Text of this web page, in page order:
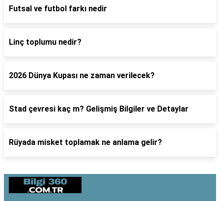
Futsal ve futbol farkı nedir
Linç toplumu nedir?
2026 Dünya Kupası ne zaman verilecek?
Stad çevresi kaç m? Gelişmiş Bilgiler ve Detaylar
Rüyada misket toplamak ne anlama gelir?